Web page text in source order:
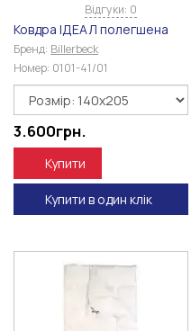
Відгуки: 0
Ковдра ІДЕАЛ полегшена
Бренд: Billerbeck
Номер: 0101-41/01
3.600грн.
Купити
Купити в один клік